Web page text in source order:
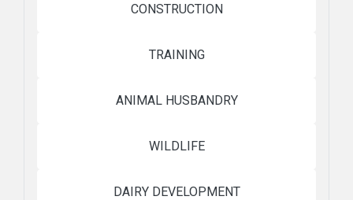
CONSTRUCTION
TRAINING
ANIMAL HUSBANDRY
WILDLIFE
DAIRY DEVELOPMENT